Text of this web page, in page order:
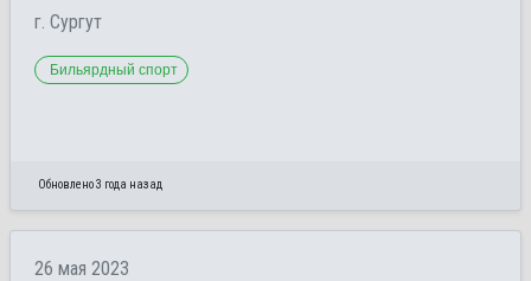
г. Сургут
Бильярдный спорт
Обновлено 3 года назад
26 мая 2023